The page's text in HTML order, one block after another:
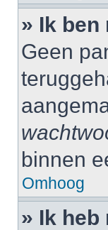
» Ik
Geen
binnen
Omhoog
» Ik heb